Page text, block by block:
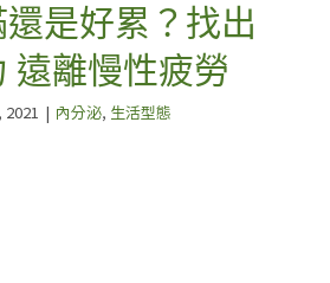
是好累？找出
遠離慢性疲勞
2021 | 內分泌, 生活型態